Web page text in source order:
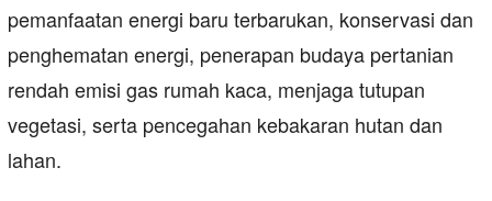
pemanfaatan energi baru terbarukan, konservasi dan
penghematan energi, penerapan budaya pertanian
rendah emisi gas rumah kaca, menjaga tutupan
vegetasi, serta pencegahan kebakaran hutan dan
lahan.